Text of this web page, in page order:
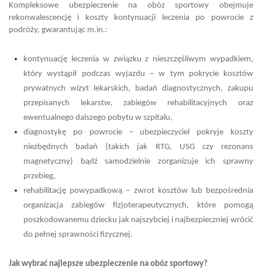
Kompleksowe ubezpieczenie na obóz sportowy obejmuje
rekonwalescencję i koszty kontynuacji leczenia po powrocie z
podróży, gwarantując m.in.:
kontynuację leczenia w związku z nieszczęśliwym wypadkiem,
który wystąpił podczas wyjazdu – w tym pokrycie kosztów
prywatnych wizyt lekarskich, badań diagnostycznych, zakupu
przepisanych lekarstw, zabiegów rehabilitacyjnych oraz
ewentualnego dalszego pobytu w szpitalu,
diagnostykę po powrocie – ubezpieczyciel pokryje koszty
niezbędnych badań (takich jak RTG, USG czy rezonans
magnetyczny) bądź samodzielnie zorganizuje ich sprawny
przebieg,
rehabilitację powypadkową – zwrot kosztów lub bezpośrednia
organizacja zabiegów fizjoterapeutycznych, które pomogą
poszkodowanemu dziecku jak najszybciej i najbezpieczniej wrócić
do pełnej sprawności fizycznej.
Jak wybrać najlepsze ubezpieczenie na obóz sportowy?